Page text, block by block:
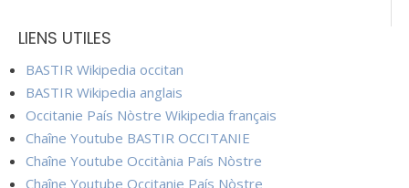
LIENS UTILES
BASTIR Wikipedia occitan
BASTIR Wikipedia anglais
Occitanie País Nòstre Wikipedia français
Chaîne Youtube BASTIR OCCITANIE
Chaîne Youtube Occitània País Nòstre
Chaîne Youtube Occitanie País Nòstre